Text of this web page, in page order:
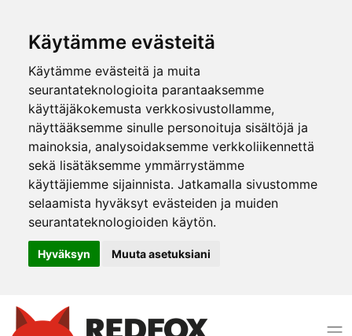
Käytämme evästeitä
Käytämme evästeitä ja muita
seurantateknologioita parantaaksemme
käyttäjäkokemusta verkkosivustollamme,
näyttääksemme sinulle personoituja sisältöjä ja
mainoksia, analysoidaksemme verkkoliikennettä
sekä lisätäksemme ymmärrystämme
käyttäjiemme sijainnista. Jatkamalla sivustomme
selaamista hyväksyt evästeiden ja muiden
seurantateknologioiden käytön.
Hyväksyn Muuta asetuksiani